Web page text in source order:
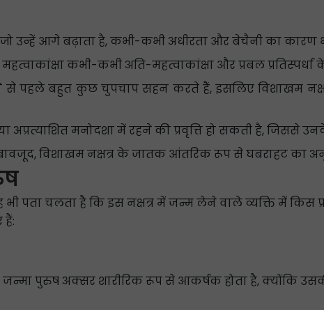
उन्हें आगे बढ़ाता है, कभी-कभी अधीरता और बेचैनी का कारण
कभी-कभी अति-महत्वाकांक्षा और प्रबल
से पहले बहुत कुछ चुपचाप सहन करते हैं, इसलिए विशाखम
अप्रत्याशित मनोदशा में रहने की प्रवृत्ति हो सकती है, जिससे
बावजूद, विशाखम नक्षत्र के जातक आंतरिक रूप से घबराहट का
भी पता चलता है कि इस नक्षत्र में जन्म लेने वाले व्यक्ति में
हैं:
पुरुष अक्सर शारीरिक रूप से आकर्षक होता है, क्योंकि